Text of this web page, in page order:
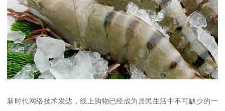
新时代网络技术发达，线上购物已经成为居民生活中不可缺少的一